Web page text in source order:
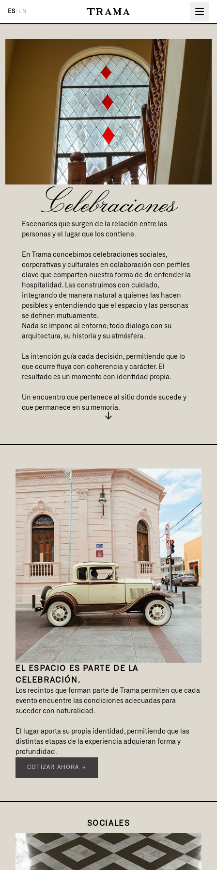
ES EN
Celebraciones
Escenarios que surgen de la relación entre las
personas y el lugar que los contiene.
En Trama concebimos celebraciones sociales,
corporativas y culturales en colaboración con perfiles
clave que comparten nuestra forma de de entender la
hospitalidad. Las construimos con cuidado,
integrando de manera natural a quienes las hacen
posibles y entendiendo que el espacio y las personas
se definen mutuamente.
Nada se impone al entorno; todo dialoga con su
arquitectura, su historia y su atmósfera.
La intención guía cada decisión, permitiendo que lo
que ocurre fluya con coherencia y carácter. El
resultado es un momento con identidad propia.
Un encuentro que pertenece al sitio donde sucede y
que permanece en su memoria.
EL ESPACIO ES PARTE DE LA
CELEBRACIÓN.
Los recintos que forman parte de Trama permiten que cada
evento encuentre las condiciones adecuadas para
suceder con naturalidad.
El lugar aporta su propia identidad, permitiendo que las
distintas etapas de la experiencia adquieran forma y
profundidad.
COTIZAR AHORA →
SOCIALES